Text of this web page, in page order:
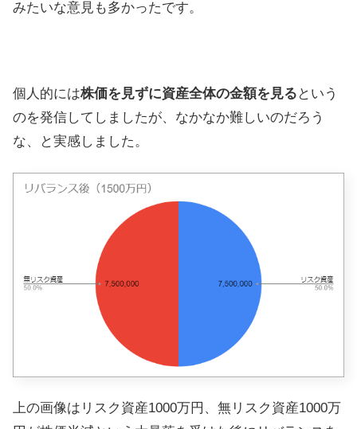
みたいな意見も多かったです。
個人的には株価を見ずに資産全体の金額を見る という
のを発信してしましたが、なかなか難しいのだろう
な、と実感しました。
上の画像はリスク資産1000万円、無リスク資産1000万